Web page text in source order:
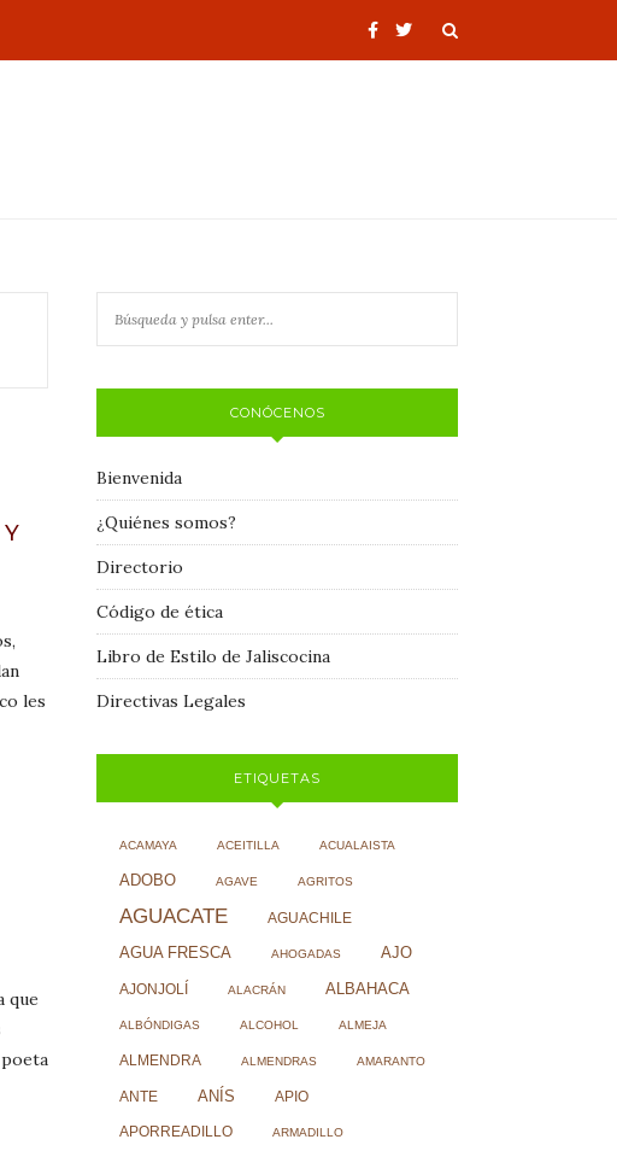
les
que
CONÓCENOS
Bienvenida
¿Quiénes somos?
Directorio
Código de ética
Libro de Estilo de Jaliscocina
Directivas Legales
ETIQUETAS
ACAMAYA ACEITILLA ACUALAISTA
ADOBO AGAVE AGRITOS
AGUACATE AGUACHILE
AGUA FRESCA AHOGADAS AJO
AJONJOLÍ ALACRÁN ALBAHACA
ALBÓNDIGAS ALCOHOL ALMEJA
ALMENDRA ALMENDRAS AMARANTO
ANTE ANÍS APIO
APORREADILLO ARMADILLO